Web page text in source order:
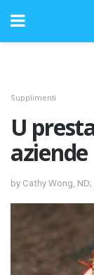
Supplimenti
U
aziende
by Cathy Wong,